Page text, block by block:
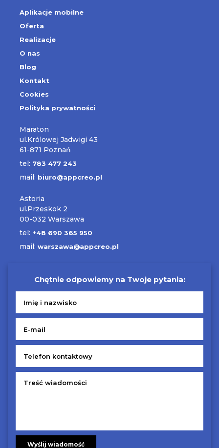
Aplikacje mobilne
Oferta
Realizacje
O nas
Blog
Kontakt
Cookies
Polityka prywatności
Maraton
ul.Królowej Jadwigi 43
61-871 Poznań
tel: 783 477 243
mail: biuro@appcreo.pl
Astoria
ul.Przeskok 2
00-032 Warszawa
tel: +48 690 365 950
mail: warszawa@appcreo.pl
Chętnie odpowiemy na Twoje pytania:
Wyślij wiadomość